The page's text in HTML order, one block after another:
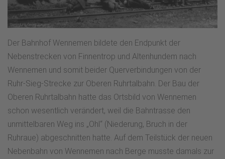
Der Bahnhof Wennemen bildete den Endpunkt der
Nebenstrecken von Finnentrop und Altenhundem nach
Wennemen und somit beider Querverbindungen von der
Ruhr-Sieg-Strecke zur Oberen Ruhrtalbahn. Der Bau der
Oberen Ruhrtalbahn hatte das Ortsbild von Wennemen
schon wesentlich verändert, weil die Bahntrasse den
unmittelbaren Weg ins „Ohl“ (Niederung, Bruch in der
Ruhraue) abgeschnitten hatte. Auf dem Teilstück der neuen
Nebenbahn von Wennemen nach Berge musste damals zur